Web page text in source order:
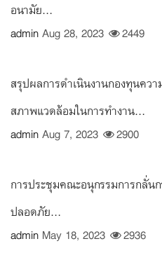
อนามัย...
adminAug 28, 2023 2449
สรุปผลการดำเนินงานกองทุนค
สภาพแวดล้อมในการทำงาน...
adminAug 7, 2023 2900
การประชุมคณะอนุกรรมการกลั่น
ปลอดภัย...
admin May 18, 2023 2936